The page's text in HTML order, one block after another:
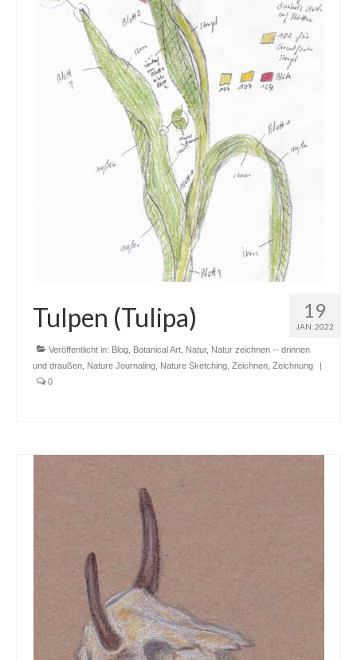
19
JAN. 2022
Tulpen (Tulipa)
Veröffentlicht in: Blog Botanical Art Natur, Natur zeichnen -- drinnen
und draußen Nature Journaling Nature Sketching Zeichnen Zeichnung
|
0